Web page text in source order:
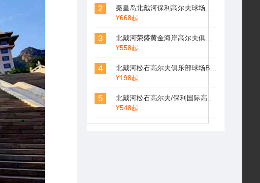
2
¥668起
3
¥558起
4
¥198起
5
¥548起